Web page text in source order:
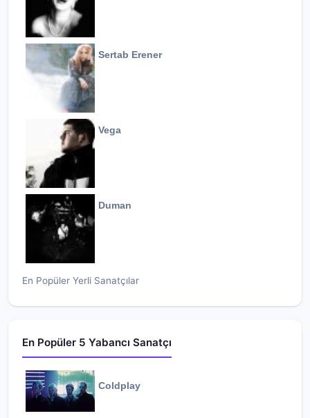
Sertab Erener
Vega
Duman
En Popüler Yerli Sanatçılar
En Popüler 5 Yabancı Sanatçı
Coldplay